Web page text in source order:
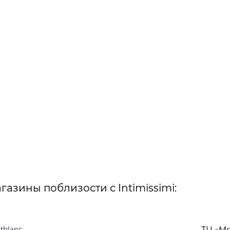
поблизости с Intimissimi: